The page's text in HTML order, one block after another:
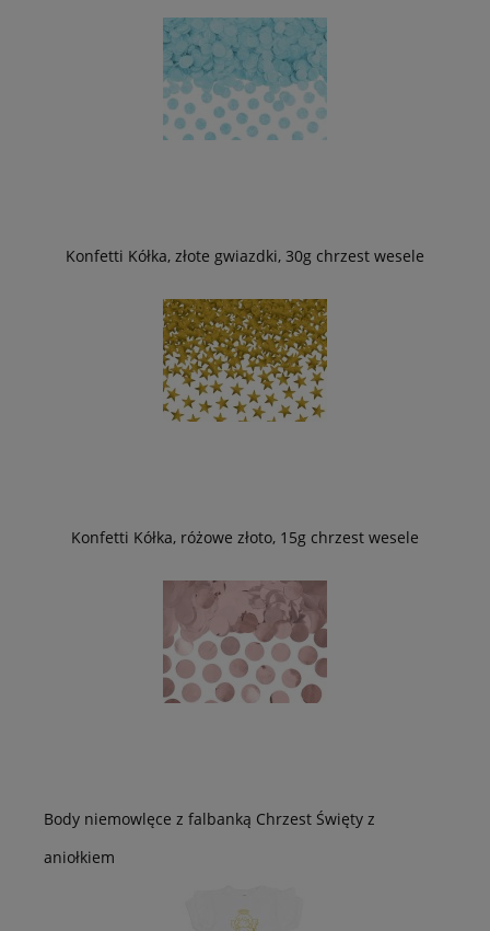
Konfetti Kółka, złote gwiazdki, 30g chrzest wesele
Konfetti Kółka, różowe złoto, 15g chrzest wesele
Body niemowlęce z falbanką Chrzest Święty z
aniołkiem